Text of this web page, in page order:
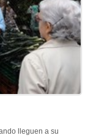
lleguen a su